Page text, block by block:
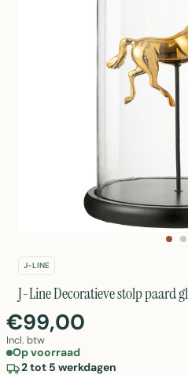
J-LINE
J-Line Decoratieve stolp paard
€99,00
Incl. btw
Op voorraad
2 tot 5 werkdagen